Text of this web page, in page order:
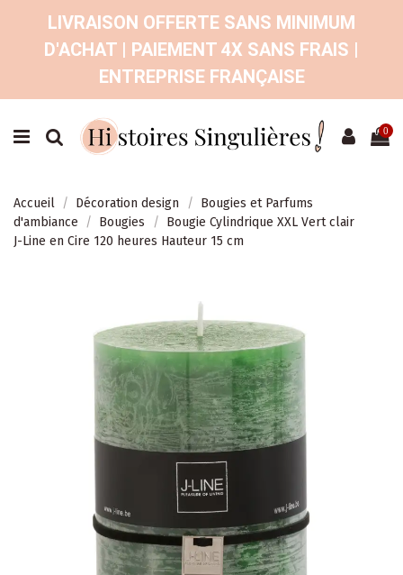
LIVRAISON OFFERTE SANS MINIMUM
D'ACHAT | PAIEMENT 4X SANS FRAIS |
ENTREPRISE FRANÇAISE
0
Accueil Décoration design
Bougies et Parfums
d'ambiance
Bougies
Bougie Cylindrique XXL Vert clair
J-Line en Cire 120 heures Hauteur 15 cm